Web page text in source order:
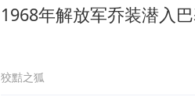
1968年解放军乔装潜入
狡黠之狐